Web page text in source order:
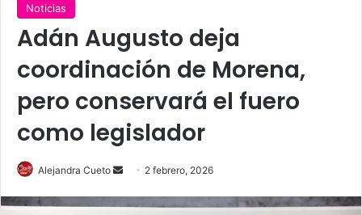
Noticias
Adán Augusto deja
coordinación de Morena,
pero conservará el fuero
como legislador
Alejandra Cueto
Send
email
2 febrero, 2026